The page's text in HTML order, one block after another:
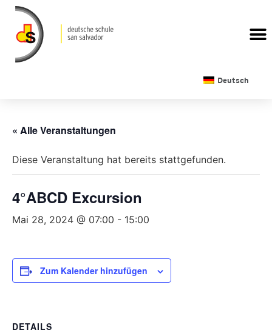
Deutsch
« Alle Veranstaltungen
Diese Veranstaltung hat bereits stattgefunden.
4°ABCD Excursion
Mai 28, 2024 @ 07:00 - 15:00
Zum Kalender hinzufügen
DETAILS